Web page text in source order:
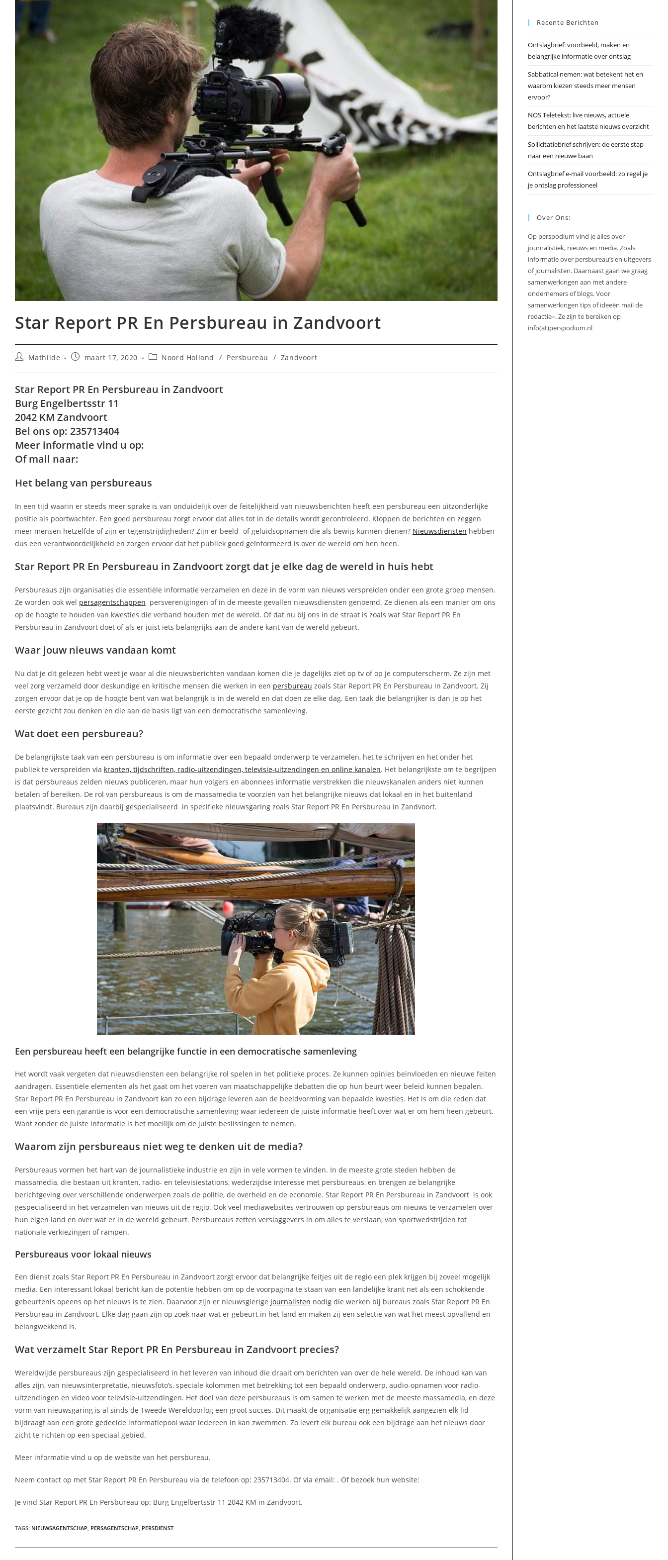
Star Report PR En Persbureau in Zandvoort
BerichtMathilde
Berichtmaart 17, 2020 Berichtcategorie:
Noord Holland / Persbureau / Zandvoort
Star Report PR En Persbureau in Zandvoort
Burg Engelbertsstr 11
2042 KM Zandvoort
Bel ons op: 235713404
Meer informatie vind u op:
Of mail naar:
Het belang van persbureaus
In een tijd waarin er steeds meer sprake is van onduidelijk over de feitelijkheid van nieuwsberichten heeft een persbureau een uitzonderlijke
positie als poortwachter. Een goed persbureau zorgt ervoor dat alles tot in de details wordt gecontroleerd. Kloppen de berichten en zeggen
meer mensen hetzelfde of zijn er tegenstrijdigheden? Zijn er beeld- of geluidsopnamen die als bewijs kunnen dienen? Nieuwsdiensten hebben
dus een verantwoordelijkheid en zorgen ervoor dat het publiek goed geïnformeerd is over de wereld om hen heen.
Star Report PR En Persbureau in Zandvoort zorgt dat je elke dag de wereld in huis hebt
Persbureaus zijn organisaties die essentiële informatie verzamelen en deze in de vorm van nieuws verspreiden onder een grote groep mensen.
Ze worden ook wel persagentschappen persverenigingen of in de meeste gevallen nieuwsdiensten genoemd. Ze dienen als een manier om ons
op de hoogte te houden van kwesties die verband houden met de wereld. Of dat nu bij ons in de straat is zoals wat Star Report PR En
Persbureau in Zandvoort doet of als er juist iets belangrijks aan de andere kant van de wereld gebeurt.
Waar jouw nieuws vandaan komt
Nu dat je dit gelezen hebt weet je waar al die nieuwsberichten vandaan komen die je dagelijks ziet op tv of op je computerscherm. Ze zijn met
veel zorg verzameld door deskundige en kritische mensen die werken in een persbureau zoals Star Report PR En Persbureau in Zandvoort. Zij
zorgen ervoor dat je op de hoogte bent van wat belangrijk is in de wereld en dat doen ze elke dag. Een taak die belangrijker is dan je op het
eerste gezicht zou denken en die aan de basis ligt van een democratische samenleving.
Wat doet een persbureau?
De belangrijkste taak van een persbureau is om informatie over een bepaald onderwerp te verzamelen, het te schrijven en het onder het
publiek te verspreiden via kranten, tijdschriften, radio-uitzendingen, televisie-uitzendingen en online kanalen. Het belangrijkste om te begrijpen
is dat persbureaus zelden nieuws publiceren, maar hun volgers en abonnees informatie verstrekken die nieuwskanalen anders niet kunnen
betalen of bereiken. De rol van persbureaus is om de massamedia te voorzien van het belangrijke nieuws dat lokaal en in het buitenland
plaatsvindt. Bureaus zijn daarbij gespecialiseerd in specifieke nieuwsgaring zoals Star Report PR En Persbureau in Zandvoort.
Een persbureau heeft een belangrijke functie in een democratische samenleving
Het wordt vaak vergeten dat nieuwsdiensten een belangrijke rol spelen in het politieke proces. Ze kunnen opinies beïnvloeden en nieuwe feiten
aandragen. Essentiële elementen als het gaat om het voeren van maatschappelijke debatten die op hun beurt weer beleid kunnen bepalen.
Star Report PR En Persbureau in Zandvoort kan zo een bijdrage leveren aan de beeldvorming van bepaalde kwesties. Het is om die reden dat
een vrije pers een garantie is voor een democratische samenleving waar iedereen de juiste informatie heeft over wat er om hem heen gebeurt.
Want zonder de juiste informatie is het moeilijk om de juiste beslissingen te nemen.
Waarom zijn persbureaus niet weg te denken uit de media?
Persbureaus vormen het hart van de journalistieke industrie en zijn in vele vormen te vinden. In de meeste grote steden hebben de
massamedia, die bestaan uit kranten, radio- en televisiestations, wederzijdse interesse met persbureaus, en brengen ze belangrijke
berichtgeving over verschillende onderwerpen zoals de politie, de overheid en de economie. Star Report PR En Persbureau in Zandvoort is ook
gespecialiseerd in het verzamelen van nieuws uit de regio. Ook veel mediawebsites vertrouwen op persbureaus om nieuws te verzamelen over
hun eigen land en over wat er in de wereld gebeurt. Persbureaus zetten verslaggevers in om alles te verslaan, van sportwedstrijden tot
nationale verkiezingen of rampen.
Persbureaus voor lokaal nieuws
Een dienst zoals Star Report PR En Persbureau in Zandvoort zorgt ervoor dat belangrijke feitjes uit de regio een plek krijgen bij zoveel mogelijk
media. Een interessant lokaal bericht kan de potentie hebben om op de voorpagina te staan van een landelijke krant net als een schokkende
gebeurtenis opeens op het nieuws is te zien. Daarvoor zijn er nieuwsgierige journalisten nodig die werken bij bureaus zoals Star Report PR En
Persbureau in Zandvoort. Elke dag gaan zijn op zoek naar wat er gebeurt in het land en maken zij een selectie van wat het meest opvallend en
belangwekkend is.
Wat verzamelt Star Report PR En Persbureau in Zandvoort precies?
Wereldwijde persbureaus zijn gespecialiseerd in het leveren van inhoud die draait om berichten van over de hele wereld. De inhoud kan van
alles zijn, van nieuwsinterpretatie, nieuwsfoto’s, speciale kolommen met betrekking tot een bepaald onderwerp, audio-opnamen voor radio-
uitzendingen en video voor televisie-uitzendingen. Het doel van deze persbureaus is om samen te werken met de meeste massamedia, en deze
vorm van nieuwsgaring is al sinds de Tweede Wereldoorlog een groot succes. Dit maakt de organisatie erg gemakkelijk aangezien elk lid
bijdraagt aan een grote gedeelde informatiepool waar iedereen in kan zwemmen. Zo levert elk bureau ook een bijdrage aan het nieuws door
zicht te richten op een speciaal gebied.
Meer informatie vind u op de website van het persbureau.
Neem contact op met Star Report PR En Persbureau via de telefoon op: 235713404. Of via email: . Of bezoek hun website:
Je vind Star Report PR En Persbureau op: Burg Engelbertsstr 11 2042 KM in Zandvoort.
TAGS: NIEUWSAGENTSCHAP PERSAGENTSCHAP PERSDIENST
Recente Berichten
Ontslagbrief: voorbeeld, maken en
belangrijke informatie over ontslag
Sabbatical nemen: wat betekent het en
waarom kiezen steeds meer mensen
ervoor?
NOS Teletekst: live nieuws, actuele
berichten en het laatste nieuws overzicht
Sollicitatiebrief schrijven: de eerste stap
naar een nieuwe baan
Ontslagbrief e-mail voorbeeld: zo regel je
je ontslag professioneel
Over Ons:
Op perspodium vind je alles over
journalistiek, nieuws en media. Zoals
informatie over persbureau’s en uitgevers
of journalisten. Daarnaast gaan we graag
samenwerkingen aan met andere
ondernemers of blogs. Voor
samenwerkingen tips of ideeën mail de
redactie=. Ze zijn te bereiken op
info(at)perspodium.nl